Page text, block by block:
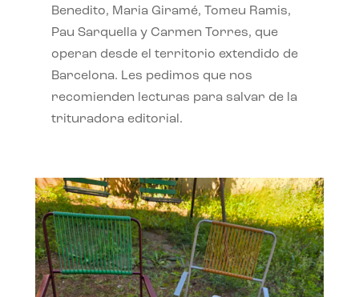
Benedito, Maria Giramé, Tomeu Ramis,
Pau Sarquella y Carmen Torres, que
operan desde el territorio extendido de
Barcelona. Les pedimos que nos
recomienden lecturas para salvar de la
trituradora editorial.